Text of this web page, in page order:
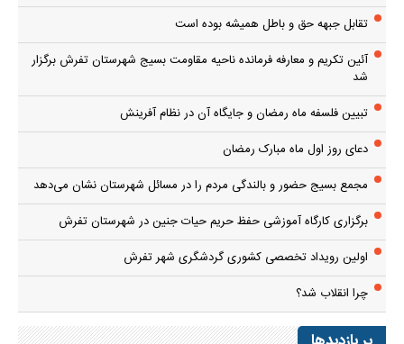
تقابل جبهه حق و باطل همیشه بوده است
آئین تکریم و معارفه فرمانده ناحیه مقاومت بسیج شهرستان تفرش برگزار
شد
تبیین فلسفه ماه رمضان و جایگاه آن در نظام آفرینش
دعای روز اول ماه مبارک رمضان
مجمع بسیج حضور و بالندگی مردم را در مسائل شهرستان نشان می‌دهد
برگزاری کارگاه آموزشی حفظ حریم حیات جنین در شهرستان تفرش
اولین رویداد تخصصی کشوری گردشگری شهر تفرش
چرا انقلاب شد؟